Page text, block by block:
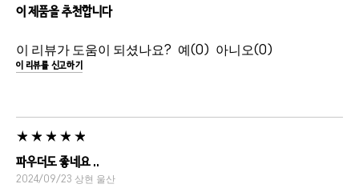
이 제품을 추천합니다
이 리뷰가 도움이 되셨나요? 0 0
이 리뷰를 신고하기
파우더도 좋네요 ..
2024/09/23 상현 울산